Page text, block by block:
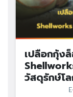
เปลือกกุ้ง
วัสดุรักษ์โ